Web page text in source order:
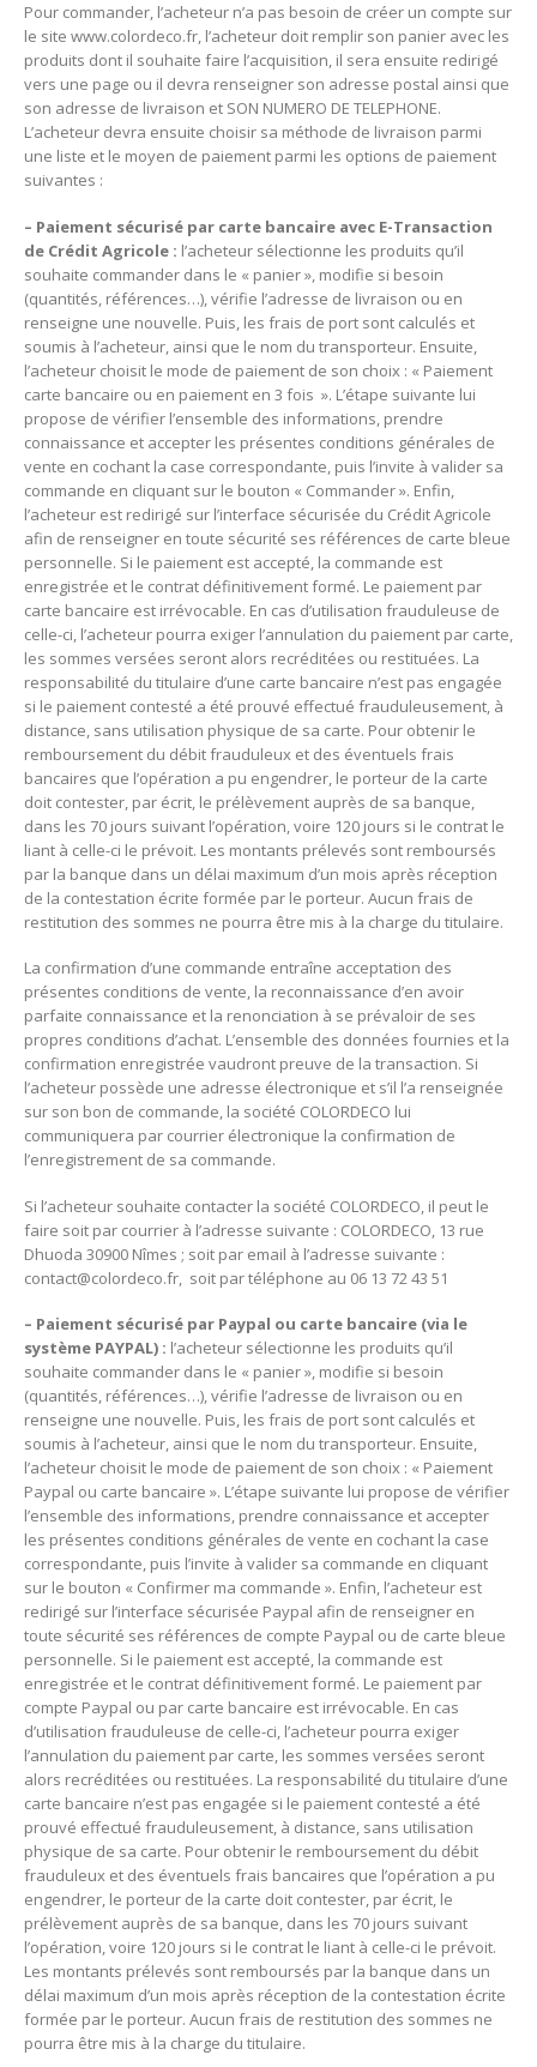
Pour commander, l’acheteur n’a pas besoin de créer un compte sur
le site www.colordeco.fr, l’acheteur doit remplir son panier avec les
produits dont il souhaite faire l’acquisition, il sera ensuite redirigé
vers une page ou il devra renseigner son adresse postal ainsi que
son adresse de livraison et SON NUMERO DE TELEPHONE.
L’acheteur devra ensuite choisir sa méthode de livraison parmi
une liste et le moyen de paiement parmi les options de paiement
suivantes :
– Paiement sécurisé par carte bancaire avec E-Transaction
de Crédit Agricole : l’acheteur sélectionne les produits qu’il
souhaite commander dans le « panier », modifie si besoin
(quantités, références…), vérifie l’adresse de livraison ou en
renseigne une nouvelle. Puis, les frais de port sont calculés et
soumis à l’acheteur, ainsi que le nom du transporteur. Ensuite,
l’acheteur choisit le mode de paiement de son choix : « Paiement
carte bancaire ou en paiement en 3 fois ». L’étape suivante lui
propose de vérifier l’ensemble des informations, prendre
connaissance et accepter les présentes conditions générales de
vente en cochant la case correspondante, puis l’invite à valider sa
commande en cliquant sur le bouton « Commander ». Enfin,
l’acheteur est redirigé sur l’interface sécurisée du Crédit Agricole
afin de renseigner en toute sécurité ses références de carte bleue
personnelle. Si le paiement est accepté, la commande est
enregistrée et le contrat définitivement formé. Le paiement par
carte bancaire est irrévocable. En cas d’utilisation frauduleuse de
celle-ci, l’acheteur pourra exiger l’annulation du paiement par carte,
les sommes versées seront alors recréditées ou restituées. La
responsabilité du titulaire d’une carte bancaire n’est pas engagée
si le paiement contesté a été prouvé effectué frauduleusement, à
distance, sans utilisation physique de sa carte. Pour obtenir le
remboursement du débit frauduleux et des éventuels frais
bancaires que l’opération a pu engendrer, le porteur de la carte
doit contester, par écrit, le prélèvement auprès de sa banque,
dans les 70 jours suivant l’opération, voire 120 jours si le contrat le
liant à celle-ci le prévoit. Les montants prélevés sont remboursés
par la banque dans un délai maximum d’un mois après réception
de la contestation écrite formée par le porteur. Aucun frais de
restitution des sommes ne pourra être mis à la charge du titulaire.
La confirmation d’une commande entraîne acceptation des
présentes conditions de vente, la reconnaissance d’en avoir
parfaite connaissance et la renonciation à se prévaloir de ses
propres conditions d’achat. L’ensemble des données fournies et la
confirmation enregistrée vaudront preuve de la transaction. Si
l’acheteur possède une adresse électronique et s’il l’a renseignée
sur son bon de commande, la société COLORDECO lui
communiquera par courrier électronique la confirmation de
l’enregistrement de sa commande.
Si l’acheteur souhaite contacter la société COLORDECO, il peut le
faire soit par courrier à l’adresse suivante : COLORDECO, 13 rue
Dhuoda 30900 Nîmes ; soit par email à l’adresse suivante :
contact@colordeco.fr, soit par téléphone au 06 13 72 43 51
– Paiement sécurisé par Paypal ou carte bancaire (via le
système PAYPAL) : l’acheteur sélectionne les produits qu’il
souhaite commander dans le « panier », modifie si besoin
(quantités, références…), vérifie l’adresse de livraison ou en
renseigne une nouvelle. Puis, les frais de port sont calculés et
soumis à l’acheteur, ainsi que le nom du transporteur. Ensuite,
l’acheteur choisit le mode de paiement de son choix : « Paiement
Paypal ou carte bancaire ». L’étape suivante lui propose de vérifier
l’ensemble des informations, prendre connaissance et accepter
les présentes conditions générales de vente en cochant la case
correspondante, puis l’invite à valider sa commande en cliquant
sur le bouton « Confirmer ma commande ». Enfin, l’acheteur est
redirigé sur l’interface sécurisée Paypal afin de renseigner en
toute sécurité ses références de compte Paypal ou de carte bleue
personnelle. Si le paiement est accepté, la commande est
enregistrée et le contrat définitivement formé. Le paiement par
compte Paypal ou par carte bancaire est irrévocable. En cas
d’utilisation frauduleuse de celle-ci, l’acheteur pourra exiger
l’annulation du paiement par carte, les sommes versées seront
alors recréditées ou restituées. La responsabilité du titulaire d’une
carte bancaire n’est pas engagée si le paiement contesté a été
prouvé effectué frauduleusement, à distance, sans utilisation
physique de sa carte. Pour obtenir le remboursement du débit
frauduleux et des éventuels frais bancaires que l’opération a pu
engendrer, le porteur de la carte doit contester, par écrit, le
prélèvement auprès de sa banque, dans les 70 jours suivant
l’opération, voire 120 jours si le contrat le liant à celle-ci le prévoit.
Les montants prélevés sont remboursés par la banque dans un
délai maximum d’un mois après réception de la contestation écrite
formée par le porteur. Aucun frais de restitution des sommes ne
pourra être mis à la charge du titulaire.